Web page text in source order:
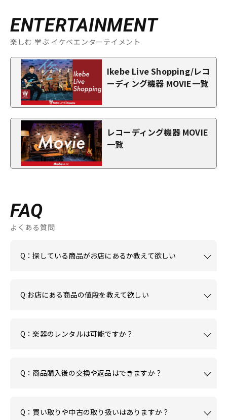
ENTERTAINMENT
楽しむ 学ぶ イケベエンターテイメント
Ikebe Live Shopping/レコ
ーディング機器 MOVIE一覧
レコーディング機器 MOVIE
一覧
FAQ
よくある質問
Q：探している商品がお店にあるか教えて欲しい
Q:お店にある商品の値段を教えて欲しい
Q：楽器のレンタルは可能ですか？
Q：商品購入後の交換や返品はできますか？
Q：買い取りや中古の取り扱いはありますか？